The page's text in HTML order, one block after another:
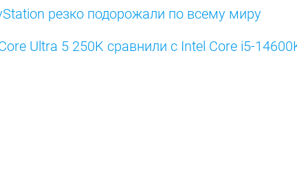
резко подорожали по всему миру
Ultra 5 250K сравнили с Intel Core i5-